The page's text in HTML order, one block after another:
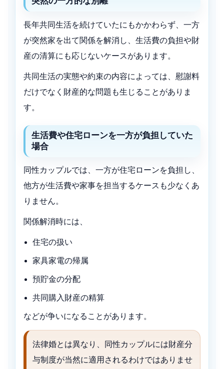
長年共同生活を続けていたにもかかわらず、一方
が突然家を出て関係を解消し、生活費の負担や財
産の清算にも応じないケースがあります。
共同生活の実態や約束の内容によっては、慰謝料
だけでなく財産的な問題も生じることがありま
す。
生活費や住宅ローンを一方が負担していた
場合
同性カップルでは、一方が住宅ローンを負担し、
他方が生活費や家事を担当するケースも少なくあ
りません。
関係解消時には、
住宅の扱い
家具家電の帰属
預貯金の分配
共同購入財産の精算
などが争いになることがあります。
法律婚とは異なり、同性カップルには財産分
与制度が当然に適用されるわけではありませ